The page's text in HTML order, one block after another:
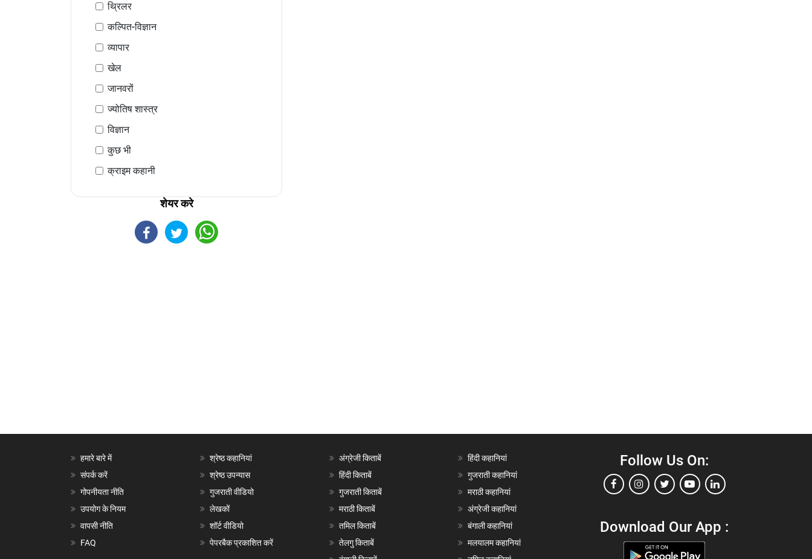
थ्रिलर
कल्पित-विज्ञान
व्यापार
खेल
जानवरों
ज्योतिष शास्त्र
विज्ञान
कुछ भी
क्राइम कहानी
शेयर करे
हमारे बारे में
संपर्क करें
गोपनीयता नीति
उपयोग के नियम
वापसी नीति
FAQ
श्रेष्ठ कहानियां
श्रेष्ठ उपन्यास
गुजराती वीडियो
लेखकों
शॉर्ट वीडियो
पेपरबैक प्रकाशित करें
अंग्रेजी किताबें
हिंदी किताबें
गुजराती किताबें
मराठी किताबें
तमिल किताबें
तेलगु किताबें
हिंदी कहानियां
गुजराती कहानियां
मराठी कहानियां
अंग्रेजी कहानियां
बंगाली कहानियां
मलयालम कहानियां
Follow Us On:
Download Our App :